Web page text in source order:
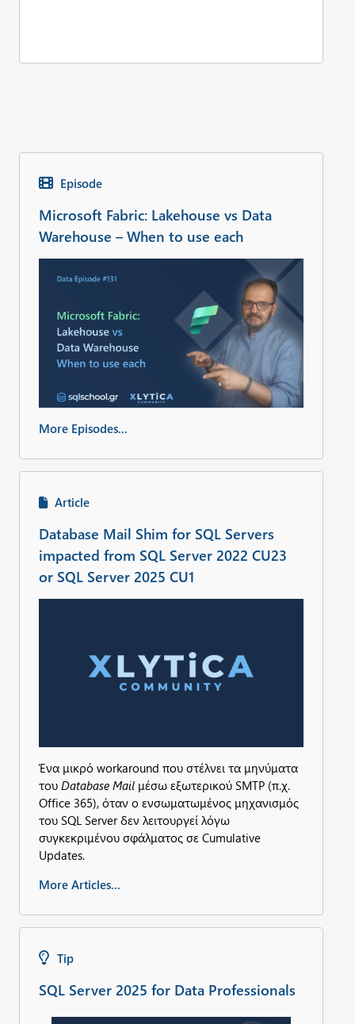
Episode
Microsoft Fabric: Lakehouse vs Data
Warehouse – When to use each
More Episodes...
Article
Database Mail Shim for SQL Servers
impacted from SQL Server 2022 CU23
or SQL Server 2025 CU1
Ένα μικρό workaround που στέλνει τα μηνύματα
του Database Mail μέσω εξωτερικού SMTP (π.χ.
Office 365), όταν ο ενσωματωμένος μηχανισμός
του SQL Server δεν λειτουργεί λόγω
συγκεκριμένου σφάλματος σε Cumulative
Updates.
More Articles...
Tip
SQL Server 2025 for Data Professionals